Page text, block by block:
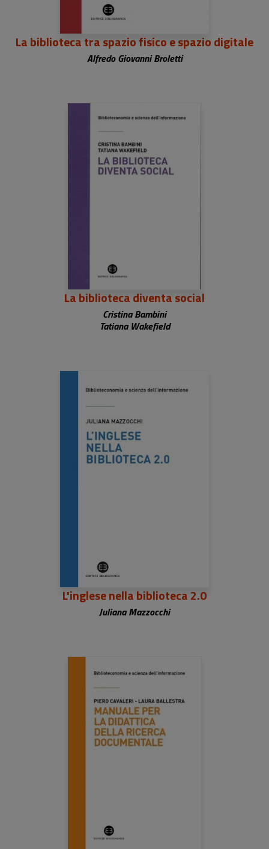
La biblioteca tra spazio fisico e spazio digitale
Alfredo Giovanni Broletti
La biblioteca diventa social
Cristina Bambini
Tatiana Wakefield
L'inglese nella biblioteca 2.0
Juliana Mazzocchi